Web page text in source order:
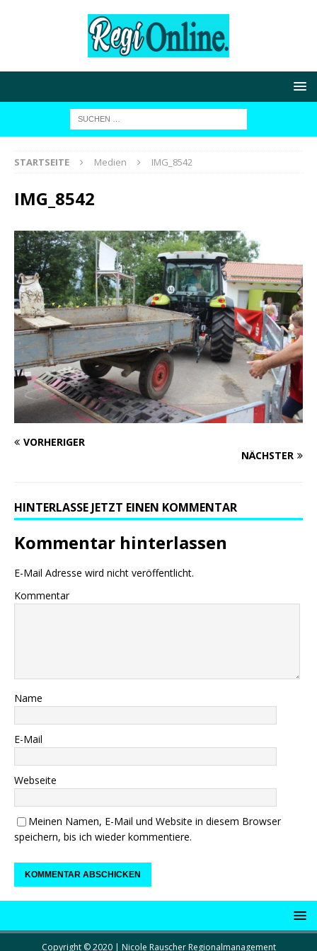
STARTSEITE Medien IMG_8542
IMG_8542
VORHERIGER
NÄCHSTER
HINTERLASSE JETZT EINEN KOMMENTAR
Kommentar hinterlassen
E-Mail Adresse wird nicht veröffentlicht.
Kommentar
Name
E-Mail
Webseite
Meinen Namen, E-Mail und Website in diesem Browser
speichern, bis ich wieder kommentiere.
Copyright © 2020 | Nicole Rauscher Regionalmanagement